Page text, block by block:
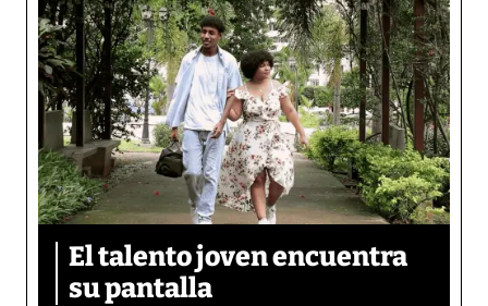
El talento joven encuentra
su pantalla​